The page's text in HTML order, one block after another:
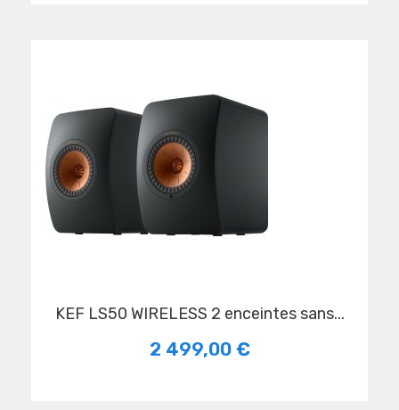
KEF LS50 WIRELESS 2 enceintes sans...
2 499,00 €